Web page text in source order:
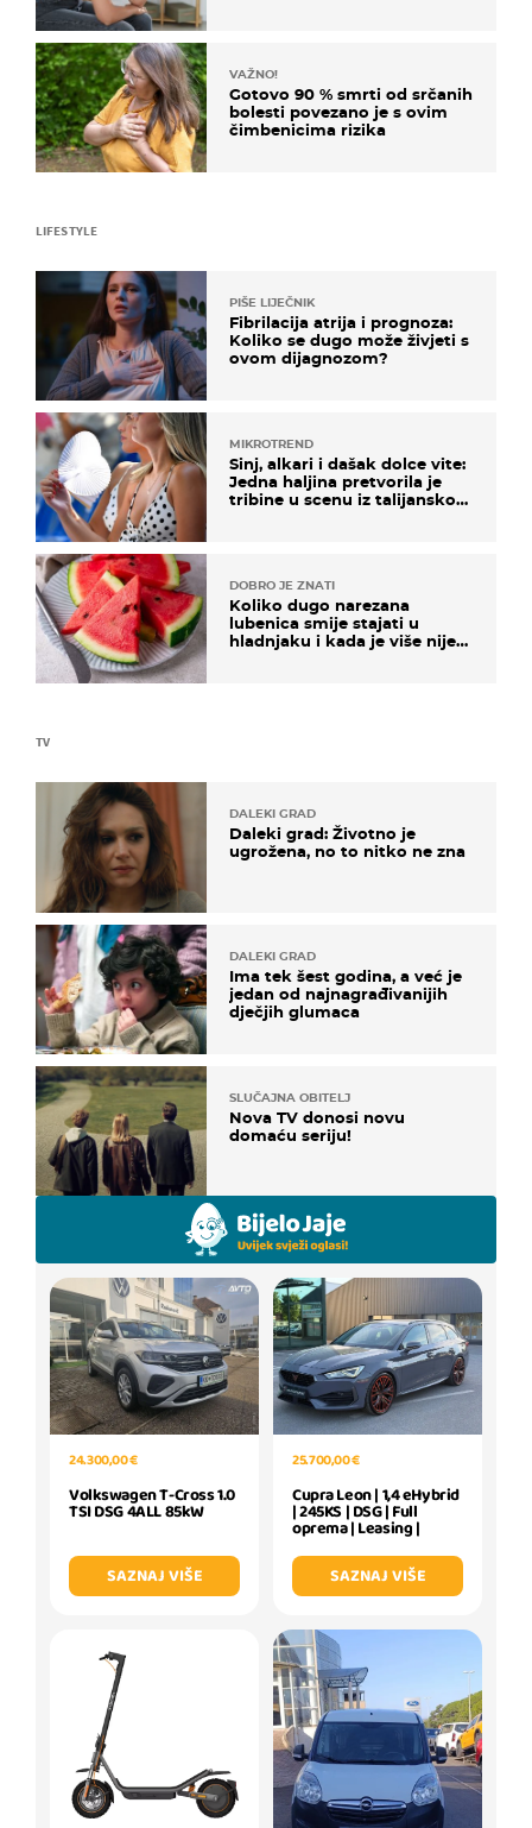
VAŽNO!
Gotovo 90 % smrti od srčanih
bolesti povezano je s ovim
čimbenicima rizika
TV
DALEKI GRAD
Daleki grad: Životno je
ugrožena, no to nitko ne zna
DALEKI GRAD
Ima tek šest godina, a već je
jedan od najnagrađivanijih
dječjih glumaca
SLUČAJNA OBITELJ
Nova TV donosi novu
domaću seriju!
LIFESTYLE
PIŠE LIJEČNIK
Fibrilacija atrija i prognoza:
Koliko se dugo može živjeti s
ovom dijagnozom?
MIKROTREND
Sinj, alkari i dašak dolce vite:
Jedna haljina pretvorila je
tribine u scenu iz talijanskog
DOBRO JE ZNATI
Koliko dugo narezana
lubenica smije stajati u
hladnjaku i kada je više nije
24.300,00 €
Volkswagen T-Cross 1.0
TSI DSG 4ALL 85kW
SAZNAJ VIŠE
25.700,00 €
Cupra Leon | 1,4 eHybrid
| 245KS | DSG | Full
oprema | Leasing |
SAZNAJ VIŠE